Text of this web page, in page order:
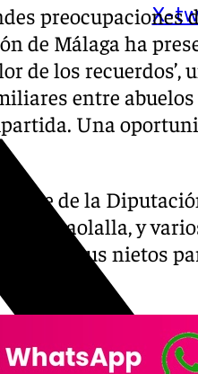
X-
preocupaciones
de Málaga ha
de los recuerdos’,
entre abuelos
Una
de la
Santaolalla, y
de sus nietos